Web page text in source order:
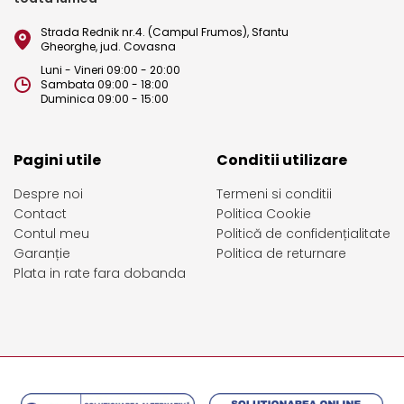
Strada Rednik nr.4. (Campul Frumos), Sfantu
Gheorghe, jud. Covasna
Luni - Vineri 09:00 - 20:00
Sambata 09:00 - 18:00
Duminica 09:00 - 15:00
Pagini utile
Despre noi
Contact
Contul meu
Garanție
Plata in rate fara dobanda
Conditii utilizare
Termeni si conditii
Politica Cookie
Politică de confidențialitate
Politica de returnare